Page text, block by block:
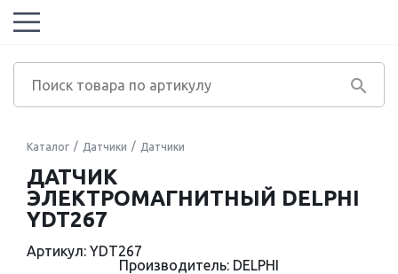
Каталог Датчики Датчики
ДАТЧИК
ЭЛЕКТРОМАГНИТНЫЙ DELPHI
YDT267
Артикул: YDT267
Производитель: DELPHI